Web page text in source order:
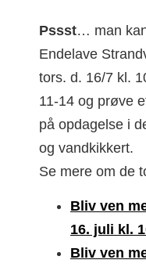
Pssst… man
Endelave
tors. d. 16/7 kl.
11-14 og prøve
på opdagelse i
og vandkikkert.
Se mere om de
Bliv ven
16. juli kl.
Bliv ven